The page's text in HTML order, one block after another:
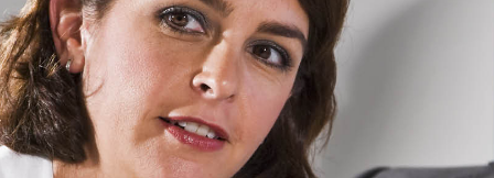
Vakgebieden
Actueel
Producten
Opleidingen